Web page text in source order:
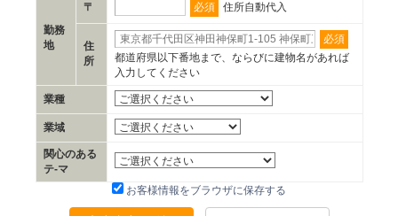
勤務
地
〒 必須 住所自動代入
住
所
必須
都道府県以下番地まで、ならびに建物名があれば
入力してください
業種
業域
関心のある
テ-マ
お客様情報をブラウザに保存する